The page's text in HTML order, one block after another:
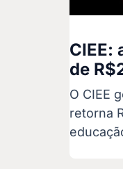
CIEE:
de
O CIEE
retorna